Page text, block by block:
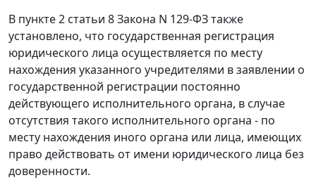
В пункте 2 статьи 8Закона N 129-ФЗ также
установлено, что государственная регистрация
юридического лица осуществляется по месту
нахождения указанного учредителями в заявлении о
государственной регистрации постоянно
действующего исполнительного органа, в случае
отсутствия такого исполнительного органа - по
месту нахождения иного органа или лица, имеющих
право действовать от имени юридического лица без
доверенности.